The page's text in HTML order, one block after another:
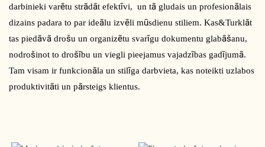
darbinieki varētu strādāt efektīvi, un tā gludais un profesionālais
dizains padara to par ideālu izvēli mūsdienu stiliem. Kas&Turklāt
tas piedāvā drošu un organizētu svarīgu dokumentu glabāšanu,
nodrošinot to drošību un viegli pieejamus vajadzības gadījumā.
Tam visam ir funkcionāla un stilīga darbvieta, kas noteikti uzlabos
produktivitāti un pārsteigs klientus.